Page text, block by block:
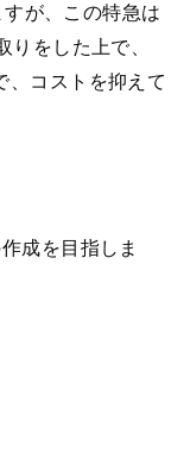
が、この特急は
をした上で、
、コストを抑えて
成を目指しま